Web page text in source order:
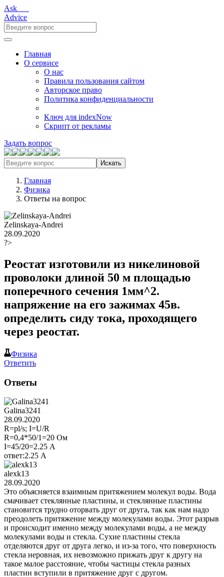
Ask___
Advice
Главная
О сервисе
О нас
Правила пользования сайтом
Авторское право
Политика конфиденциальности
Ключ для indexNow
Скрипт от рекламы
Задать вопрос
Искать
Главная
Физика
Ответы на вопрос
Zelinskaya-Andrei
28.09.2020
?>
Реостат изготовили из никелиновой
проволоки длиной 50 м площадью
поперечного сечения 1мм^2.
напряжение на его зажимах 45в.
определить сиду тока, проходящего
через реостат.
Физика
Ответить
Ответы
Galina3241
28.09.2020
R=pl/s; I=U/R
R=0,4*50/1=20 Ом
I=45/20=2.25 А
ответ:2.25 А
alexk13
28.09.2020
Это объясняется взаимным притяжением молекул воды. Вода
смачивает стеклянные пластины, и стеклянные пластины
становится трудно оторвать друг от друга, так как нам надо
преодолеть притяжение между молекулами воды. Этот разрыв
и происходит именно между молекулами воды, а не между
молекулами воды и стекла. Сухие пластины стекла
отделяются друг от друга легко, и из-за того, что поверхность
стекла неровная, их невозможно прижать друг к другу на
такое малое расстояние, чтобы частицы стекла разных
пластин вступили в притяжение друг с другом.